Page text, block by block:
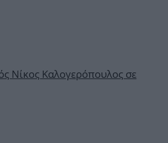
Νίκος Καλογερόπουλος σε